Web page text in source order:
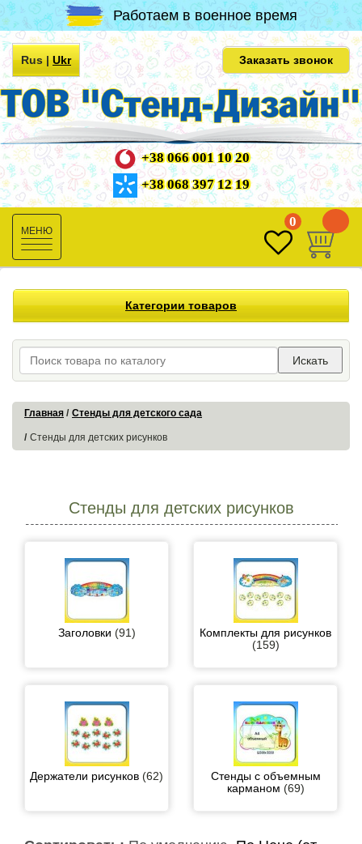
Работаем в военное время
Rus|Ukr Заказать звонок
+38 066 001 10 20
+38 068 397 12 19
Toggle
navigation
0
Категории товаров
Искать
Главная Стенды для детского сада
Стенды для детских рисунков
Стенды для детских рисунков
Заголовки (91)
Комплекты для рисунков
(159)
Держатели рисунков (62)
Стенды с объемным
карманом (69)